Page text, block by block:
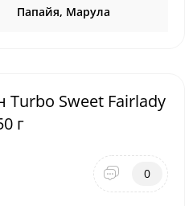
Папайя, Марула
Turbo Sweet Fairlady
г
0